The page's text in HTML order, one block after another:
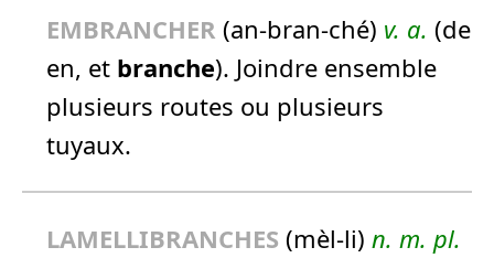
EMBRANCHER (an-bran-ché) v. a. (de
en, et branche). Joindre ensemble
plusieurs routes ou plusieurs
tuyaux.
LAMELLIBRANCHES (mèl-li) n. m. pl.